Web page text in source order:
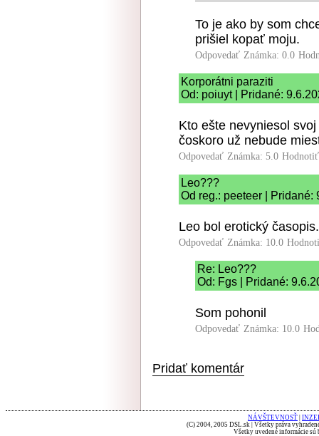
To je ako by som
prišiel kopať moju.
Odpovedať Známka: 0.0
Korporátni paraziti
Od: poiuyt | Pridané:
Kto ešte nevyniesol
čoskoro už nebude
Odpovedať Známka: 5.0
Leo???
Od reg.: peeteer | Pridané:
Leo bol erotický časopis.
Odpovedať Známka: 10.0
Re: Leo???
Od: Fgs | Pridané:
Som pohonil
Odpovedať Známka: 10.0
Pridať komentár
NÁVŠTEVNOSŤ
(C) 2004, 2005 DSL.sk | Všetky práva
Všetky uvedené informácie sú